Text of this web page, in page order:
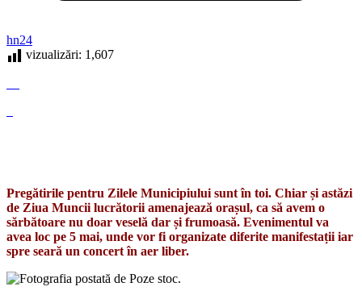
hn24
vizualizări: 1,607
Pregătirile pentru Zilele Municipiului sunt în toi. Chiar și astăzi
de Ziua Muncii lucrătorii amenajează orașul, ca să avem o
sărbătoare nu doar veselă dar și frumoasă. Evenimentul va
avea loc pe 5 mai, unde vor fi organizate diferite manifestații iar
spre seară un concert în aer liber.